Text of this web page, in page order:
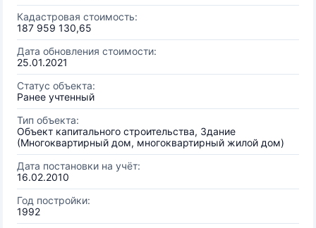
Кадастровая стоимость:
187 959 130,65
Дата обновления стоимости:
25.01.2021
Статус объекта:
Ранее учтенный
Тип объекта:
Объект капитального строительства, Здание
(Многоквартирный дом, многоквартирный жилой дом)
Дата постановки на учёт:
16.02.2010
Год постройки:
1992